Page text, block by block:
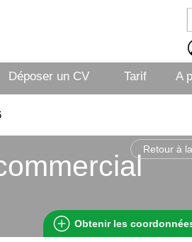
Déposer un CV Tarif A
Retour à
Obtenir les